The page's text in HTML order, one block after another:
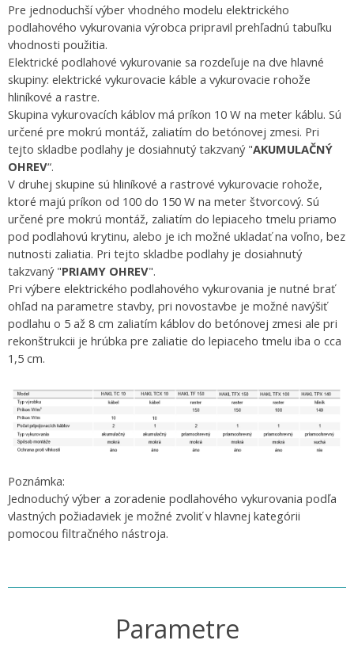
Pre jednoduchší výber vhodného modelu elektrického
podlahového vykurovania výrobca pripravil prehľadnú tabuľku
vhodnosti použitia.
Elektrické podlahové vykurovanie sa rozdeľuje na dve hlavné
skupiny: elektrické vykurovacie káble a vykurovacie rohože
hliníkové a rastre.
Skupina vykurovacích káblov má príkon 10 W na meter káblu. Sú
určené pre mokrú montáž, zaliatím do betónovej zmesi. Pri
tejto skladbe podlahy je dosiahnutý takzvaný "AKUMULAČNÝ
OHREV“.
V druhej skupine sú hliníkové a rastrové vykurovacie rohože,
ktoré majú príkon od 100 do 150 W na meter štvorcový. Sú
určené pre mokrú montáž, zaliatím do lepiaceho tmelu priamo
pod podlahovú krytinu, alebo je ich možné ukladať na voľno, bez
nutnosti zaliatia. Pri tejto skladbe podlahy je dosiahnutý
takzvaný "PRIAMY OHREV".
Pri výbere elektrického podlahového vykurovania je nutné brať
ohľad na parametre stavby, pri novostavbe je možné navýšiť
podlahu o 5 až 8 cm zaliatím káblov do betónovej zmesi ale pri
rekonštrukcii je hrúbka pre zaliatie do lepiaceho tmelu iba o cca
1,5 cm.
Poznámka:
Jednoduchý výber a zoradenie podlahového vykurovania podľa
vlastných požiadaviek je možné zvoliť v hlavnej kategórii
pomocou filtračného nástroja.
Parametre